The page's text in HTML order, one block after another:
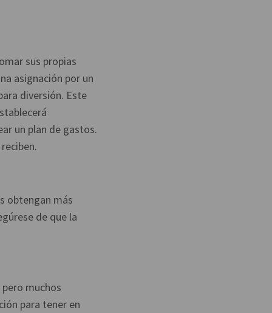
sus propias
asignación por un
diversión. Este
un plan de gastos.
obtengan más
de que la
muchos
para tener en